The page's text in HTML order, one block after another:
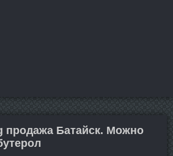
продажа Батайск. Можно